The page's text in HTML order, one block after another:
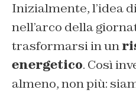
Inizialmente, l’idea
nell’arco della
trasformarsi in un
energetico. Così
almeno, non più: